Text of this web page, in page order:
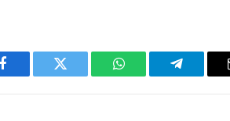
Facebook Twitter WhatsAppTelegram